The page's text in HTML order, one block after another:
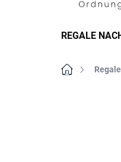
REGALE
Startseite